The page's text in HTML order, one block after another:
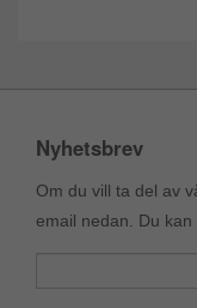
Nyhetsbrev
Om du vill ta del av
email nedan. Du